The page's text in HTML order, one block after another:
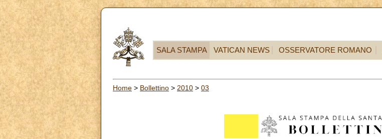
SALA STAMPA VATICAN NEWS OSSERVATORE ROMANO
Home > Bollettino > 2010 > 03